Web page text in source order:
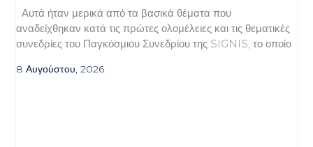
Αυτά ήταν μερικά από τα βασικά θέματα που
αναδείχθηκαν κατά τις πρώτες ολομέλειες και τις θεματικές
συνεδρίες του Παγκόσμιου Συνεδρίου της SIGNIS, το οποίο
8 Αυγούστου, 2026